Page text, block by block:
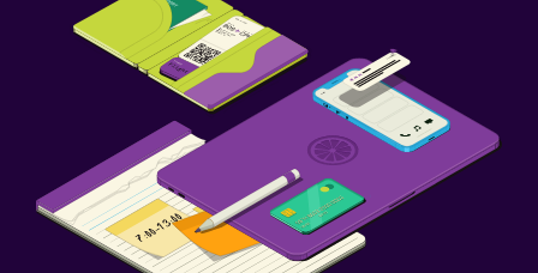
Plancha y tabla de planchar
Ideal para familias
Cuna/cama nido disponibles
Buffet infantil
Desayuno gratuito
Estacionamiento y transporte